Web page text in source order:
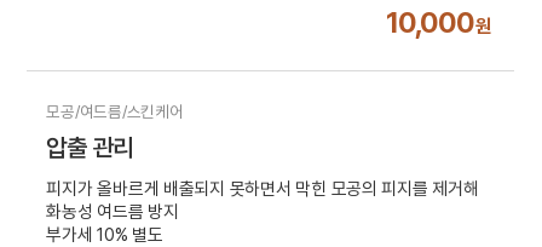
10,000원
모공/여드름/스킨케어
압출 관리
피지가 올바르게 배출되지 못하면서 막힌 모공의 피지를 제거해
화농성 여드름 방지
부가세 10% 별도